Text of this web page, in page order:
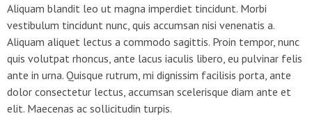
Aliquam blandit leo ut magna imperdiet tincidunt. Morbi
vestibulum tincidunt nunc, quis accumsan nisi venenatis a.
Aliquam aliquet lectus a commodo sagittis. Proin tempor, nunc
quis volutpat rhoncus, ante lacus iaculis libero, eu pulvinar felis
ante in urna. Quisque rutrum, mi dignissim facilisis porta, ante
dolor consectetur lectus, accumsan scelerisque diam ante et
elit. Maecenas ac sollicitudin turpis.